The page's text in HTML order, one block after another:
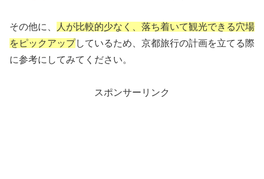
その他に、
人が比較的少なく、落ち着いて観光できる穴場
をピックアップしているため、京都旅行の計画を立てる際
に参考にしてみてください。
スポンサーリンク